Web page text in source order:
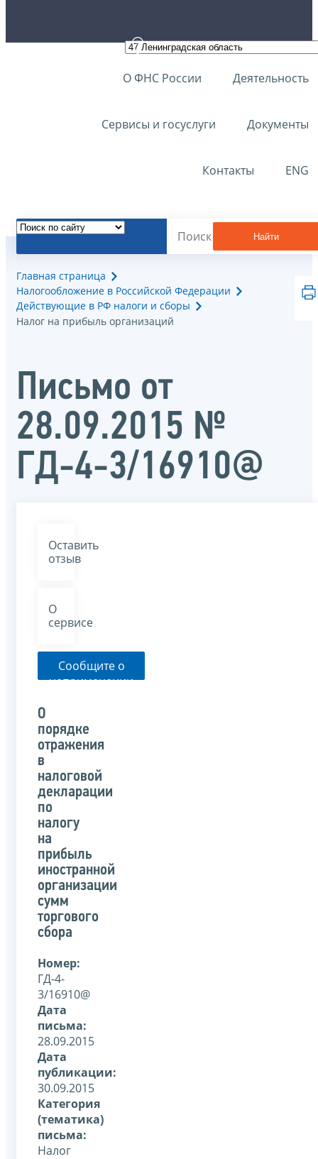
О ФНС России Деятельность
Сервисы и госуслуги Документы
Контакты ENG
Найти
Главная страница
Налогообложение в Российской Федерации
Действующие в РФ налоги и сборы
Налог на прибыль организаций
Письмо от
28.09.2015 №
ГД-4-3/16910@
Оставить
отзыв
О
сервисе
Сообщите о
неприменении
указанного
письма
О
порядке
отражения
в
налоговой
декларации
по
налогу
на
прибыль
иностранной
организации
сумм
торгового
сбора
Номер:
ГД-4-
3/16910@
Дата
письма:
28.09.2015
Дата
публикации:
30.09.2015
Категория
(тематика)
письма:
Налог